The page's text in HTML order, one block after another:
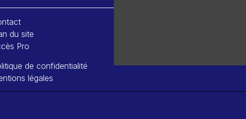
du site
Pro
de confidentialité
légales